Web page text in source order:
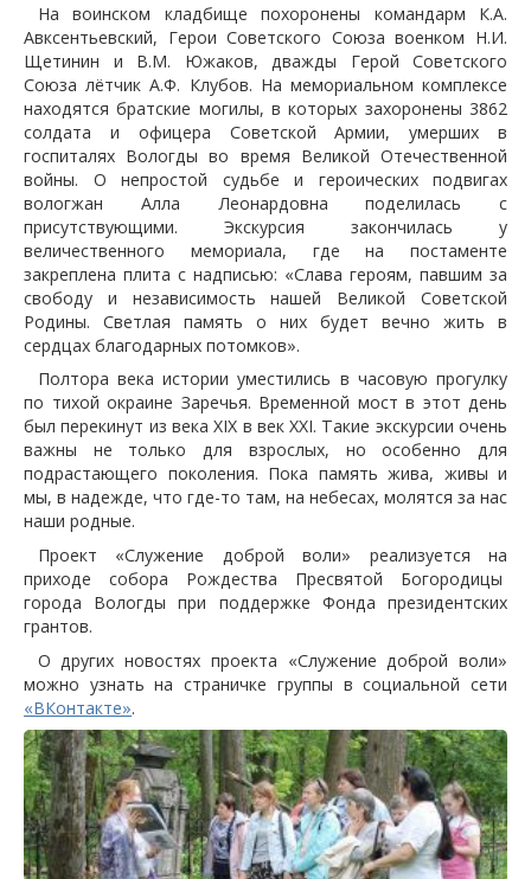
На воинском кладбище похоронены командарм К.А.
Авксентьевский, Герои Советского Союза военком Н.И.
Щетинин и В.М. Южаков, дважды Герой Советского
Союза лётчик А.Ф. Клубов. На мемориальном комплексе
находятся братские могилы, в которых захоронены 3862
солдата и офицера Советской Армии, умерших в
госпиталях Вологды во время Великой Отечественной
войны. О непростой судьбе и героических подвигах
вологжан Алла Леонардовна поделилась с
присутствующими. Экскурсия закончилась у
величественного мемориала, где на постаменте
закреплена плита с надписью: «Слава героям, павшим за
свободу и независимость нашей Великой Советской
Родины. Светлая память о них будет вечно жить в
сердцах благодарных потомков».
Полтора века истории уместились в часовую прогулку
по тихой окраине Заречья. Временной мост в этот день
был перекинут из века XIX в век XXI. Такие экскурсии очень
важны не только для взрослых, но особенно для
подрастающего поколения. Пока память жива, живы и
мы, в надежде, что где-то там, на небесах, молятся за нас
наши родные.
Проект «Служение доброй воли» реализуется на
приходе собора Рождества Пресвятой Богородицы
города Вологды при поддержке Фонда президентских
грантов.
О других новостях проекта «Служение доброй воли»
можно узнать на страничке группы в социальной сети
«ВКонтакте».